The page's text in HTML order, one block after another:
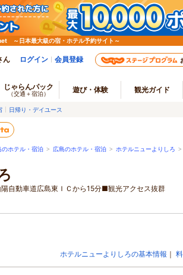
～日本最大級の宿・ホテル予約サイト～
ん ログイン 会員登録
じゃらんパック
（交通＋宿泊） 遊び・体験 観光ガイド
日帰り・デイユース
のホテル・宿泊 > 広島のホテル・宿泊 > ホテルニューよりしろ >
自動車道広島東ＩＣから15分■観光アクセス抜群
ホテルニューよりしろの基本情報 ｜